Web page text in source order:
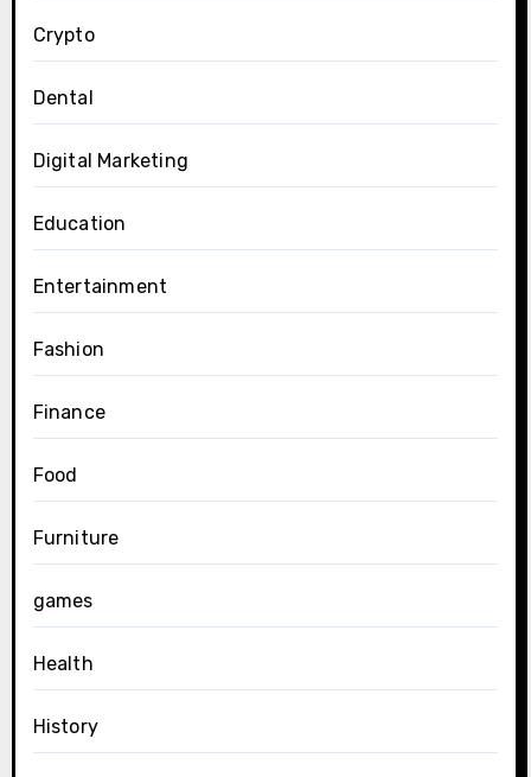
Crypto
Dental
Digital Marketing
Education
Entertainment
Fashion
Finance
Food
Furniture
games
Health
History